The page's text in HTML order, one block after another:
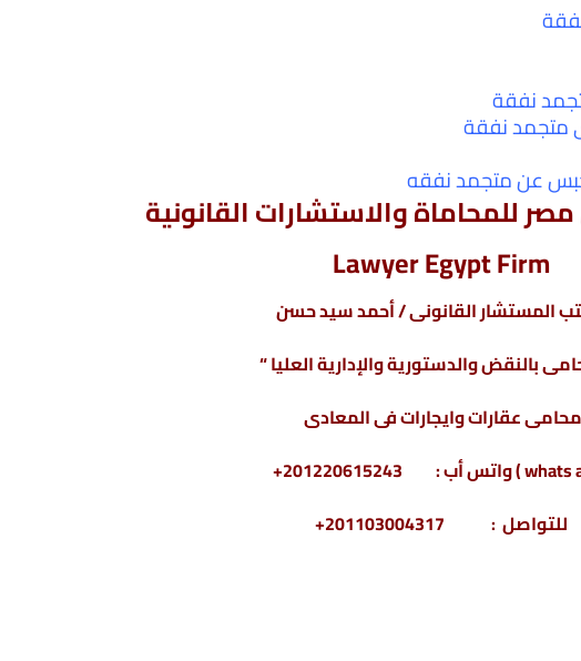
نفقة
متجمد نفقة
عن متجمد نفقه
للمحاماة والاستشارات القانونية
Lawyer Egypt Firm
المستشار القانونى / أحمد سيد حسن
بالنقض والدستورية والإدارية العليا “
محامى عقارات وايجارات فى المعادى
للتواصل : 201103004317+